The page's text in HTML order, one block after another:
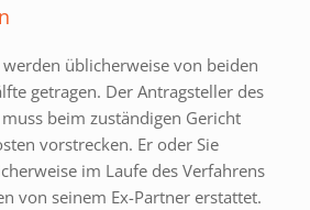
üblicherweise von beiden
getragen. Der Antragsteller des
beim zuständigen Gericht
vorstrecken. Er oder Sie
im Laufe des Verfahrens
von seinem Ex-Partner erstattet.